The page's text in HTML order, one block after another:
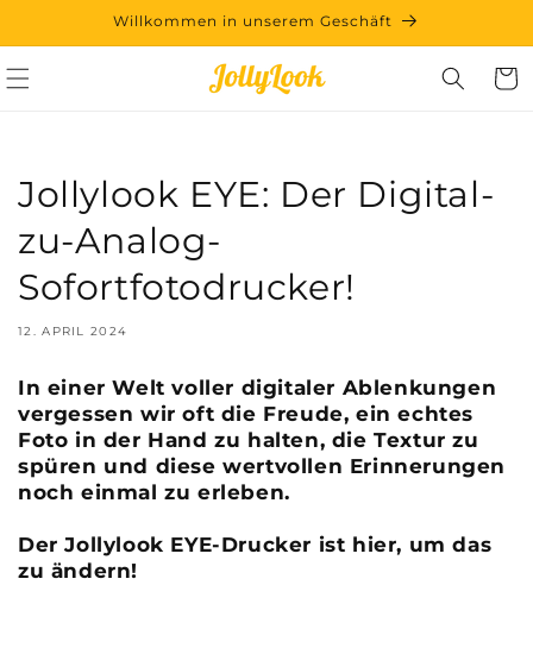
Inhalt
Willkommen in unserem Geschäft
Jollylook EYE: Der Digital-
zu-Analog-
Sofortfotodrucker!
12. APRIL 2024
In einer Welt voller digitaler Ablenkungen
vergessen wir oft die Freude, ein echtes
Foto in der Hand zu halten, die Textur zu
spüren und diese wertvollen Erinnerungen
noch einmal zu erleben.
Der Jollylook EYE-Drucker ist hier, um das
zu ändern!